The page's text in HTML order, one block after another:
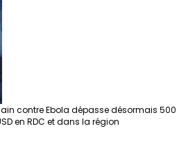
contre Ebola dépasse désormais 500
en RDC et dans la région